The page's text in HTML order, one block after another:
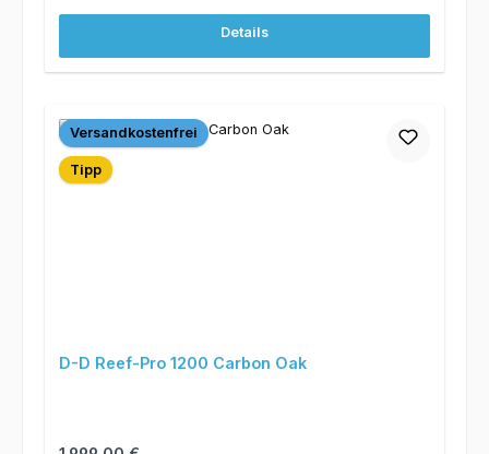
Details
Versandkostenfrei
Tipp
D-D Reef-Pro 1200 Carbon Oak